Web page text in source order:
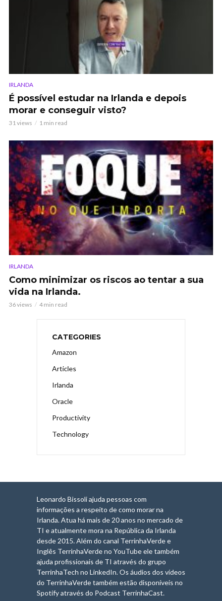
IRLANDA
É possível estudar na Irlanda e depois
morar e conseguir visto?
31 views 1 min read
IRLANDA
Como minimizar os riscos ao tentar a sua
vida na Irlanda.
36 views 4 min read
CATEGORIES
Amazon
Articles
Irlanda
Oracle
Productivity
Technology
Leonardo Bissoli ajuda pessoas com
informações a respeito de como morar na
Irlanda. Atua há mais de 20 anos no mercado de
TI e atualmente mora na República da Irlanda
desde 2015. Além do canal TerrinhaVerde e
Inglês TerrinhaVerde no YouTube ele também
ajuda profissionais de TI através do grupo
TerrinhaTech no LinkedIn. Os áudios dos vídeos
do TerrinhaVerde também estão disponíveis no
Spotify através do Podcast TerrinhaCast.